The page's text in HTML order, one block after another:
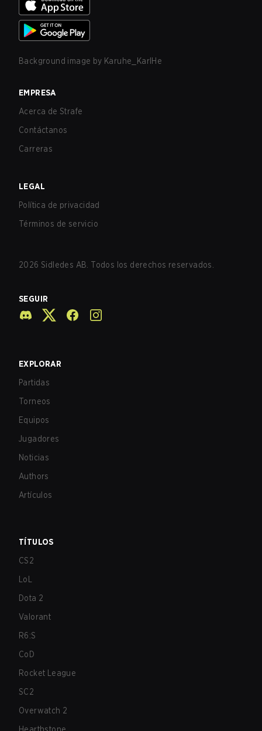
Background image by Karuhe_KarlHe
EMPRESA
Acerca de Strafe
Contáctanos
Carreras
LEGAL
Política de privacidad
Términos de servicio
2026 Sidledes AB. Todos los derechos reservados.
SEGUIR
EXPLORAR
Partidas
Torneos
Equipos
Jugadores
Noticias
Authors
Artículos
TÍTULOS
CS2
LoL
Dota 2
Valorant
R6:S
CoD
Rocket League
SC2
Overwatch 2